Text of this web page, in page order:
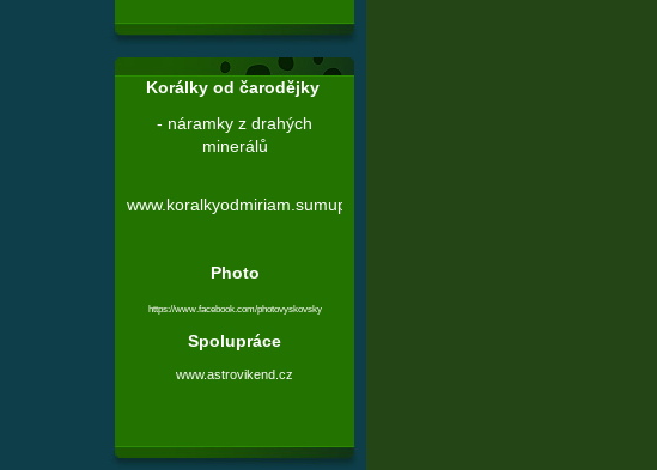
Korálky od čarodějky
- náramky z drahých
minerálů
www.koralkyodmiriam.sumupstore.com
Photo
https://www.facebook.com/photovyskovsky
Spolupráce
www.astrovikend.cz